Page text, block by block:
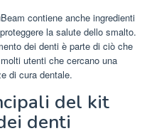
contiene anche ingredienti
la salute dello smalto.
dei denti è parte di ciò che
utenti che cercano una
di cura dentale.
del kit
denti